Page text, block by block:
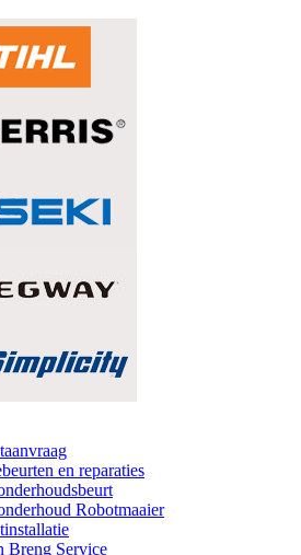
en reparaties
Robotmaaier
Breng Service